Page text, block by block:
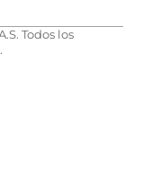
Todos los